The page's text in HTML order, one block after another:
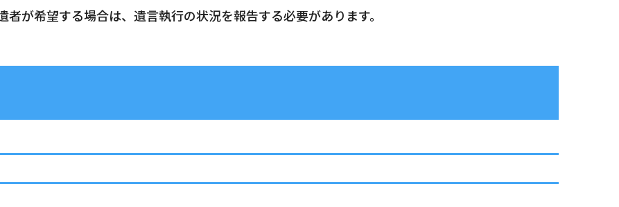
が希望する場合は、遺言執行の状況を報告する必要があります。